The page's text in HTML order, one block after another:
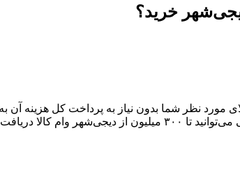
خرید؟
مورد نظر شما بدون نیاز به پرداخت کل هزینه
کالا دریافت کنند.